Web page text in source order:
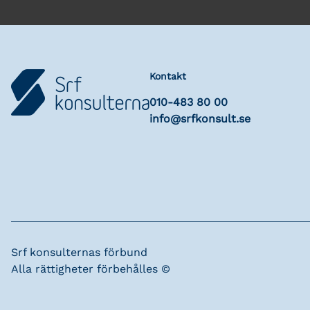
Kontakt
010-483 80 00
info@srfkonsult.se
Srf konsulternas förbund
Alla rättigheter förbehålles ©